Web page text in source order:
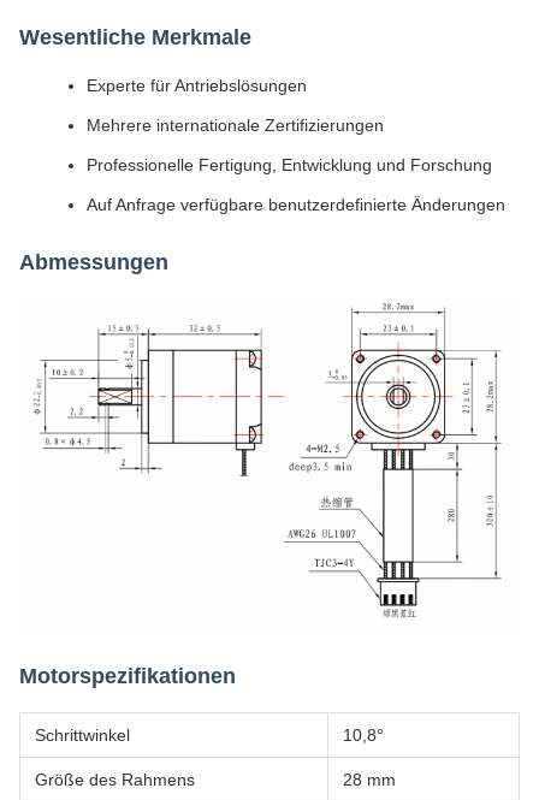
Wesentliche Merkmale
Experte für Antriebslösungen
Mehrere internationale Zertifizierungen
Professionelle Fertigung, Entwicklung und Forschung
Auf Anfrage verfügbare benutzerdefinierte Änderungen
Abmessungen
Motorspezifikationen
Schrittwinkel 10,8°
Größe des Rahmens 28 mm